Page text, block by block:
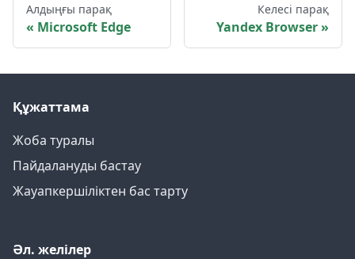
Алдыңғы парақ
Microsoft Edge
Келесі парақ
Yandex Browser
Құжаттама
Жоба туралы
Пайдалануды бастау
Жауапкершіліктен бас тарту
Әл. желілер